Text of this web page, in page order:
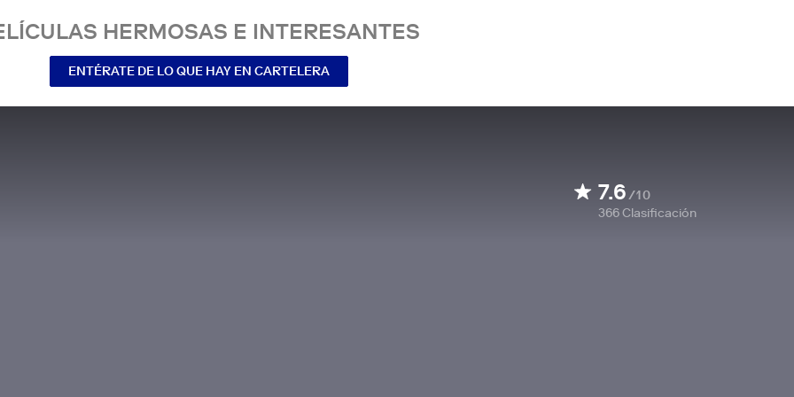
HERMOSAS E INTERESANTES
ENTÉRATE DE LO QUE HAY EN CARTELERA
7.6/10
366Clasificación